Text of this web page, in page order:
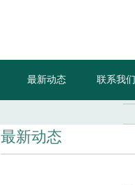
最新动态 联系我们
最新动态